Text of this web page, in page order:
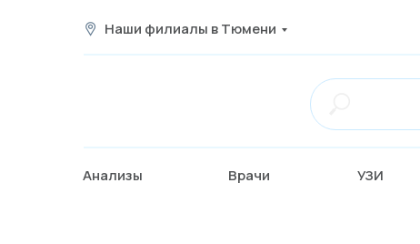
Наши филиалы в Тюмени
Анализы Врачи УЗИ